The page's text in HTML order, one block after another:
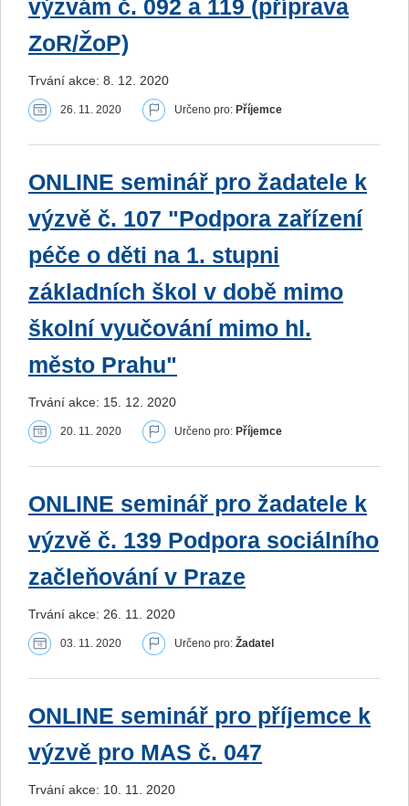
výzvám č. 092 a 119 (příprava
ZoR/ŽoP)
Trvání akce: 8. 12. 2020
26. 11. 2020 Určeno pro: Příjemce
ONLINE seminář pro žadatele k
výzvě č. 107 "Podpora zařízení
péče o děti na 1. stupni
základních škol v době mimo
školní vyučování mimo hl.
město Prahu"
Trvání akce: 15. 12. 2020
20. 11. 2020 Určeno pro: Příjemce
ONLINE seminář pro žadatele k
výzvě č. 139 Podpora sociálního
začleňování v Praze
Trvání akce: 26. 11. 2020
03. 11. 2020 Určeno pro: Žadatel
ONLINE seminář pro příjemce k
výzvě pro MAS č. 047
Trvání akce: 10. 11. 2020